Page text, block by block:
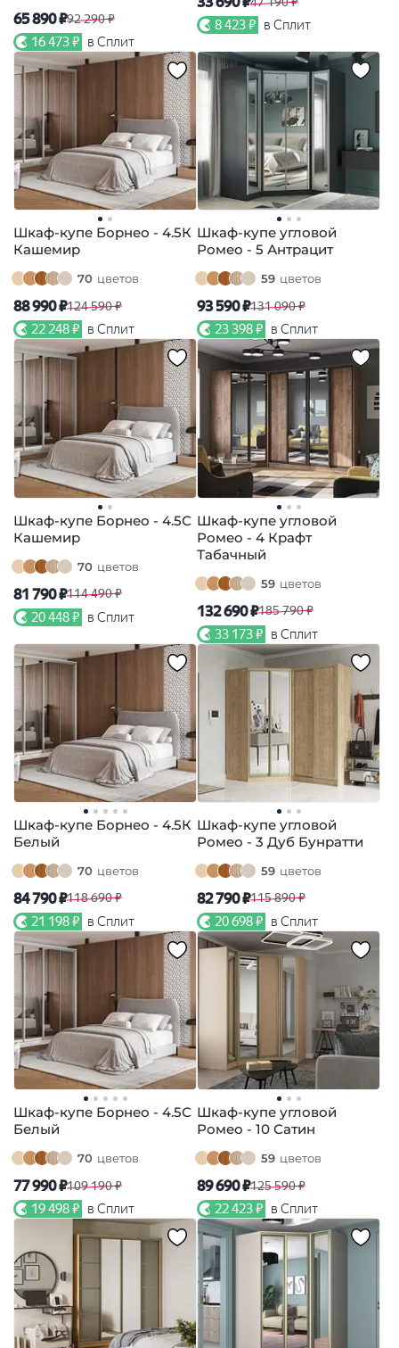
65 890 ₽92 290 ₽
16 473 ₽ в Сплит
8 423 ₽ в Сплит
Шкаф-купе Борнео - 4.5К
Кашемир
70 цветов
88 990 ₽124 590 ₽
22 248 ₽ в Сплит
Шкаф-купе угловой
Ромео - 5 Антрацит
59 цветов
93 590 ₽131 090 ₽
23 398 ₽ в Сплит
Шкаф-купе Борнео - 4.5С
Кашемир
70 цветов
81 790 ₽114 490 ₽
20 448 ₽ в Сплит
Шкаф-купе угловой
Ромео - 4 Крафт
Табачный
59 цветов
132 690 ₽185 790 ₽
33 173 ₽ в Сплит
Шкаф-купе Борнео - 4.5К
Белый
70 цветов
84 790 ₽118 690 ₽
21 198 ₽ в Сплит
Шкаф-купе угловой
Ромео - 3 Дуб Бунратти
59 цветов
82 790 ₽115 890 ₽
20 698 ₽ в Сплит
Шкаф-купе Борнео - 4.5С
Белый
70 цветов
77 990 ₽109 190 ₽
19 498 ₽ в Сплит
Шкаф-купе угловой
Ромео - 10 Сатин
59 цветов
89 690 ₽125 590 ₽
22 423 ₽ в Сплит